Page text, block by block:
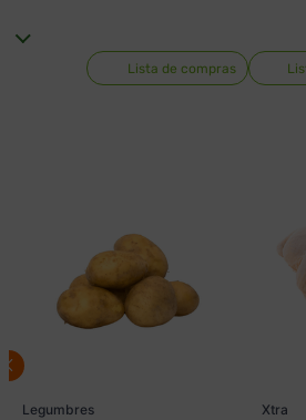
Lista de compras
Legumbres
Xtra